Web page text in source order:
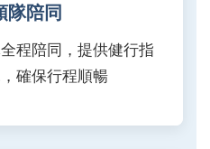
隊陪同
程陪同，提供健行指
確保行程順暢